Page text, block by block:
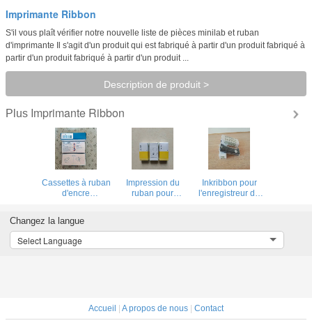
Imprimante Ribbon
S'il vous plaît vérifier notre nouvelle liste de pièces minilab et ruban
d'imprimante Il s'agit d'un produit qui est fabriqué à partir d'un produit fabriqué à
partir d'un produit fabriqué à partir d'un produit ...
Description de produit >
Plus Imprimante Ribbon
Cassettes à ruban
d'encre
couleur
d'UR1000/UR10000
B9901AX00 6
Impression du
ruban pour
Inkribbon pour
l'enregistreur de
Changez la langue
Select Language
Accueil | A propos de nous | Contact